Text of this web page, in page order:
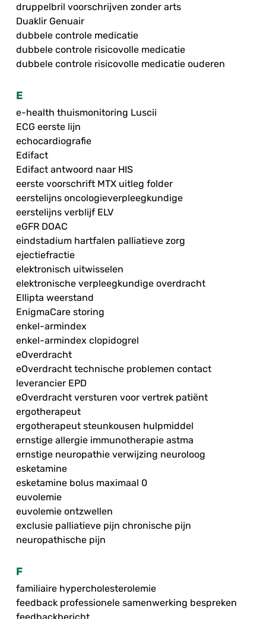
druppelbril voorschrijven zonder arts
Duaklir Genuair
dubbele controle medicatie
dubbele controle risicovolle medicatie
dubbele controle risicovolle medicatie ouderen
E
e-health thuismonitoring Luscii
ECG eerste lijn
echocardiografie
Edifact
Edifact antwoord naar HIS
eerste voorschrift MTX uitleg folder
eerstelijns oncologieverpleegkundige
eerstelijns verblijf ELV
eGFR DOAC
eindstadium hartfalen palliatieve zorg
ejectiefractie
elektronisch uitwisselen
elektronische verpleegkundige overdracht
Ellipta weerstand
EnigmaCare storing
enkel-armindex
enkel-armindex clopidogrel
eOverdracht
eOverdracht technische problemen contact
leverancier EPD
eOverdracht versturen voor vertrek patiënt
ergotherapeut
ergotherapeut steunkousen hulpmiddel
ernstige allergie immunotherapie astma
ernstige neuropathie verwijzing neuroloog
esketamine
esketamine bolus maximaal 0
euvolemie
euvolemie ontzwellen
exclusie palliatieve pijn chronische pijn
neuropathische pijn
F
familiaire hypercholesterolemie
feedback professionele samenwerking bespreken